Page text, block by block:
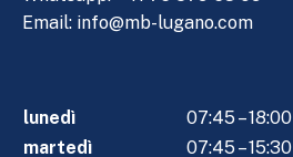
Email: info@mb-lugano.com
lunedì
07:45 – 18:00
martedì
07:45 – 15:30